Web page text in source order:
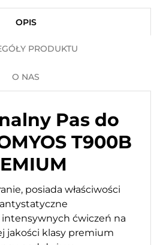
OPIS
PRODUKTU
O NAS
Pas do
T900B
posiada właściwości
ćwiczeń na
jakości klasy premium